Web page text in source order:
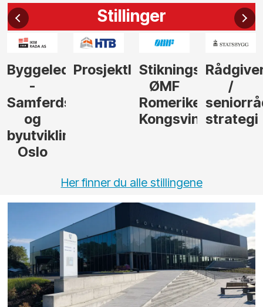
Stillinger
Byggeleder
-
Samferdsel
og
byutvikling,
Oslo
ProsjektlederStikningsingeniør
ØMF
Romerike
Kongsvinger
/
strategi
Her finner du alle stillingene